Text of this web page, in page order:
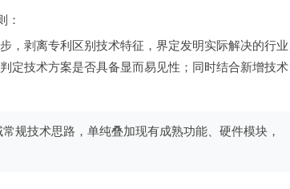
：
，剥离专利区别技术特征，界定发明实际解决的行业
定技术方案是否具备显而易见性；同时结合新增技术
规技术思路，单纯叠加现有成熟功能、硬件模块，